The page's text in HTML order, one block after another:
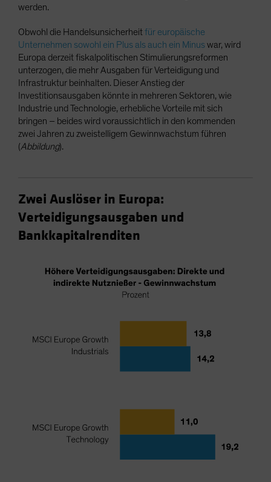
werden.
Obwohl die Handelsunsicherheitfür europäische
Unternehmen sowohl ein Plus als auch ein Minuswar, wird
Europa derzeit fiskalpolitischen Stimulierungsreformen
unterzogen, die mehr Ausgaben für Verteidigung und
Infrastruktur beinhalten. Dieser Anstieg der
Investitionsausgaben könnte in mehreren Sektoren, wie
Industrie und Technologie, erhebliche Vorteile mit sich
bringen – beides wird voraussichtlich in den kommenden
zwei Jahren zu zweistelligem Gewinnwachstum führen
(Abbildung).
Zwei Auslöser in Europa:
Verteidigungsausgaben und
Bankkapitalrenditen